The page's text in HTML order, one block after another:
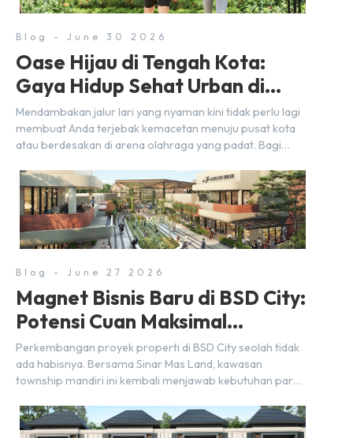
Blog - June 30 2026
Oase Hijau di Tengah Kota:
Gaya Hidup Sehat Urban di
BSD City
Mendambakan jalur lari yang nyaman kini tidak perlu lagi
membuat Anda terjebak kemacetan menuju pusat kota
atau berdesakan di arena olahraga yang padat. Bagi
langsung di lingkungan sekitar yang rindang, estetik, dan
menenangkan. Sebagai kawasan township terpadu, BSD
City terus bertransformasi menjadi area hunian modern
yang sangat mendukung […]
Blog - June 27 2026
Magnet Bisnis Baru di BSD City:
Potensi Cuan Maksimal
Selangkah dari Stasiun
Perkembangan proyek properti di BSD City seolah tidak
ada habisnya. Bersama Sinar Mas Land, kawasan
township mandiri ini kembali menjawab kebutuhan para
lewat kehadiran Wander Alley Walk. Ruko terbaru di BSD
City ini datang dengan keunggulan geografis yang